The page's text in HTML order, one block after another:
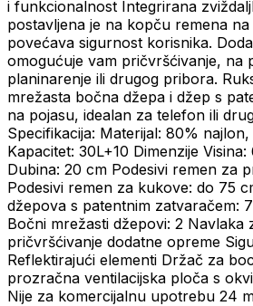
i funkcionalnost Integrirana
postavljena je na kopču remena
povećava sigurnost korisnika.
omogućuje vam pričvršćivanje, na
planinarenje ili drugog pribora.
mrežasta bočna džepa i džep s
na pojasu, idealan za telefon ili
Specifikacija: Materijal: 80%
Kapacitet: 30L+10 Dimenzije
Dubina: 20 cm Podesivi remen za
Podesivi remen za kukove: do 75
džepova s ​​patentnim zatvaračem:
Bočni mrežasti džepovi: 2 Navlaka
pričvršćivanje dodatne opreme
Reflektirajući elementi Držač za
prozračna ventilacijska ploča s
Nije za komercijalnu upotrebu 24